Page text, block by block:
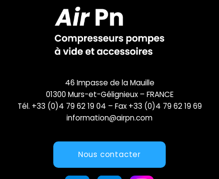
46 Impasse de la Mauille
01300 Murs-et-Gélignieux – FRANCE
Tél. +33 (0)4 79 62 19 04 – Fax +33 (0)4 79 62 19 69
information@airpn.com
Nous contacter